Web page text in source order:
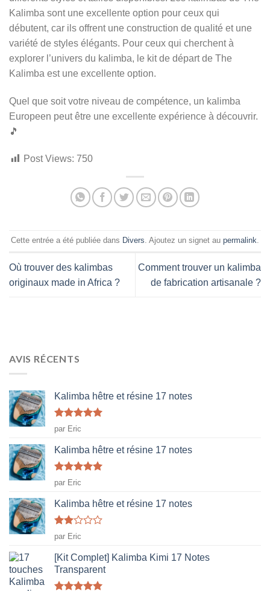
Kalimba sont une excellente option pour ceux qui
débutent, car ils offrent une construction de qualité et une
variété de styles élégants. Pour ceux qui cherchent à
explorer l’univers du kalimba, le kit de départ de The
Kalimba est une excellente option.
Quel que soit votre niveau de compétence, un kalimba
Europeen peut être une excellente expérience à découvrir.
🎵
Post Views: 750
Cette entrée a été publiée dans Divers . Ajoutez un signet au permalink
Où trouver des kalimbas
originaux made in Africa ?
Comment trouver un kalimba
de fabrication artisanale ?
AVIS RÉCENTS
Kalimba hêtre et résine 17 notes
Note5
5
par Eric
Kalimba hêtre et résine 17 notes
Note5
5
par Eric
Kalimba hêtre et résine 17 notes
Note
2
sur
5
par Eric
[Kit Complet] Kalimba Kimi 17 Notes
Transparent